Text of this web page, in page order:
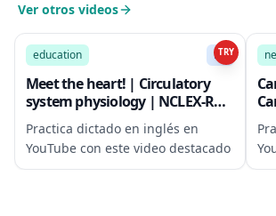
Ver otros videos
TRY
education B2
Meet the heart! | Circulatory
system physiology | NCLEX-RN
| Khan Academy
Practica dictado en inglés en
YouTube con este video destacado